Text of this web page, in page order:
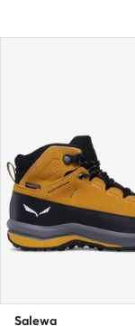
Salewa